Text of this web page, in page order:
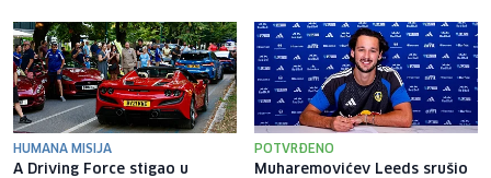
HUMANA MISIJA
A Driving Force stigao u
POTVRĐENO
Muharemovićev Leeds srušio